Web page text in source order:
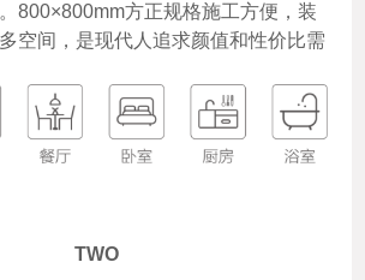
800×800mm方正规格施工方便，装
空间，是现代人追求颜值和性价比需
TWO